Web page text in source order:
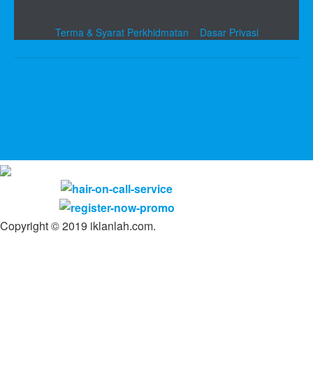
Terma & Syarat Perkhidmatan Dasar Privasi
Copyright © 2019 iklanlah.com.